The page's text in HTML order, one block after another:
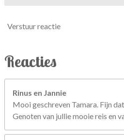
Verstuur reactie
Reacties
Rinus en Jannie
Mooi geschreven Tamara. Fijn
Genoten van jullie mooie reis en